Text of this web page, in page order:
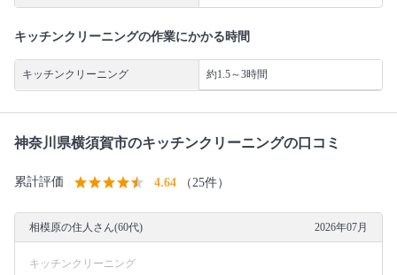
キッチンクリーニングの作業にかかる時間
キッチンクリーニング 約1.5～3時間
神奈川県横須賀市のキッチンクリーニングの口コミ
累計評価 4.64 （25件）
相模原の住人さん(60代) 2026年07月
キッチンクリーニング